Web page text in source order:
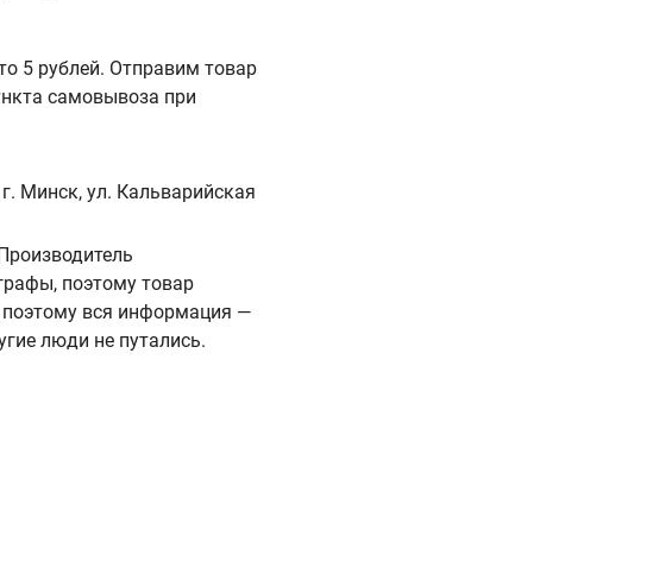
5 рублей. Отправим товар
самовывоза при
Минск, ул. Кальварийская
поэтому товар
вся информация —
люди не путались.